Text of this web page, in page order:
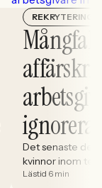
REKRYTERING
ignorera
Det senaste
kvinnor inom
stadigt på 30%.
Lästid 6 min